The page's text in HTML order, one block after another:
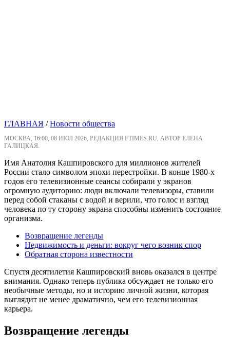
ГЛАВНАЯ /Новости общества
МОСКВА, 16:00, 08 ИЮЛ 2026, РЕДАКЦИЯ FTIMES.RU, АВТОР ЕЛЕНА
ГАЛИЦКАЯ.
Имя Анатолия Кашпировского для миллионов жителей
России стало символом эпохи перестройки. В конце 1980-х
годов его телевизионные сеансы собирали у экранов
огромную аудиторию: люди включали телевизоры, ставили
перед собой стаканы с водой и верили, что голос и взгляд
человека по ту сторону экрана способны изменить состояние
организма.
Возвращение легенды
Недвижимость и деньги: вокруг чего возник спор
Обратная сторона известности
Спустя десятилетия Кашпировский вновь оказался в центре
внимания. Однако теперь публика обсуждает не только его
необычные методы, но и историю личной жизни, которая
выглядит не менее драматично, чем его телевизионная
карьера.
Возвращение легенды